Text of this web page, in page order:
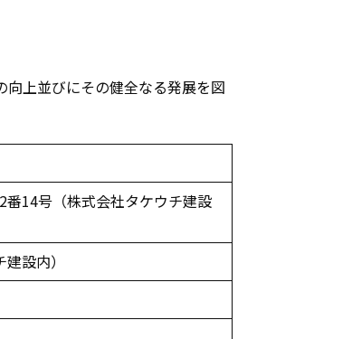
上並びにその健全なる発展を図
14号（株式会社タケウチ建設
設内）